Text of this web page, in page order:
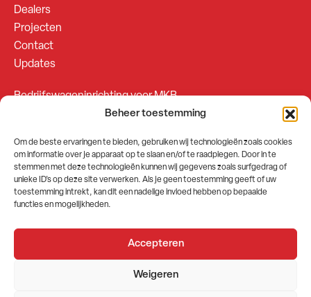
Beheer toestemming
Om de beste ervaringen te bieden, gebruiken wij technologieën zoals cookies
om informatie over je apparaat op te slaan en/of te raadplegen. Door in te
stemmen met deze technologieën kunnen wij gegevens zoals surfgedrag of
unieke ID's op deze site verwerken. Als je geen toestemming geeft of uw
toestemming intrekt, kan dit een nadelige invloed hebben op bepaalde
functies en mogelijkheden.
Accepteren
Weigeren
Dealers
Projecten
Contact
Updates
Bedrijfswageninrichting voor MKB
Bedrijfswageninrichting voor Fleetsales
SOCIALS